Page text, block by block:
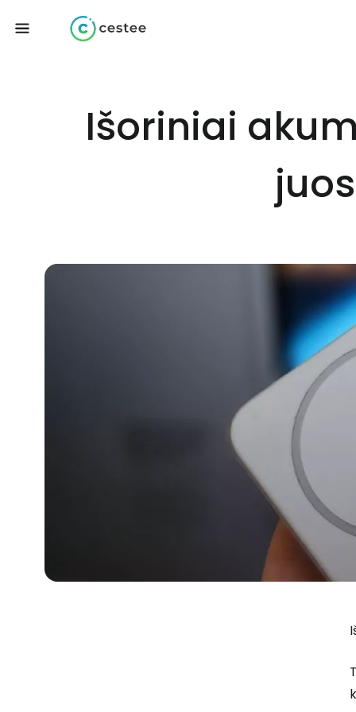
Išoriniai